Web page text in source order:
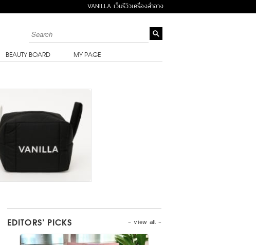
VANILLA เว็บรีวิวเครื่องสำอาง
BEAUTY BOARD MY PAGE
- view all -
EDITORS’ PICKS